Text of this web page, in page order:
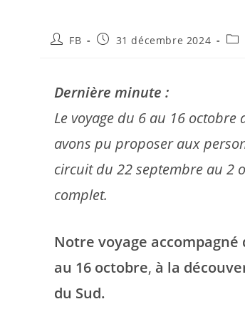
Auteur/autrice
FB
Publication
31 décembre 2024
Dernière minute :
Le voyage du 6 au 16
avons pu proposer aux
circuit du 22 septembre au 2
complet.
Notre voyage
au 16 octobre, à la
du Sud.